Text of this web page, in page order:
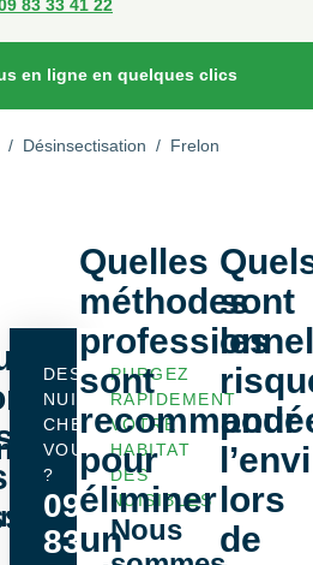
83 33 41 22
en ligne en quelques clics
/ Désinsectisation / Frelon
DES
NUISIBLES
CHEZ
VOUS
?
09
83
PURGEZ
RAPIDEMENT
VOTRE
HABITAT
DES
NUISIBLES
Nous
Quelles
méthodes
sont
pour
éliminer
un
sont
les
pour
lors
de